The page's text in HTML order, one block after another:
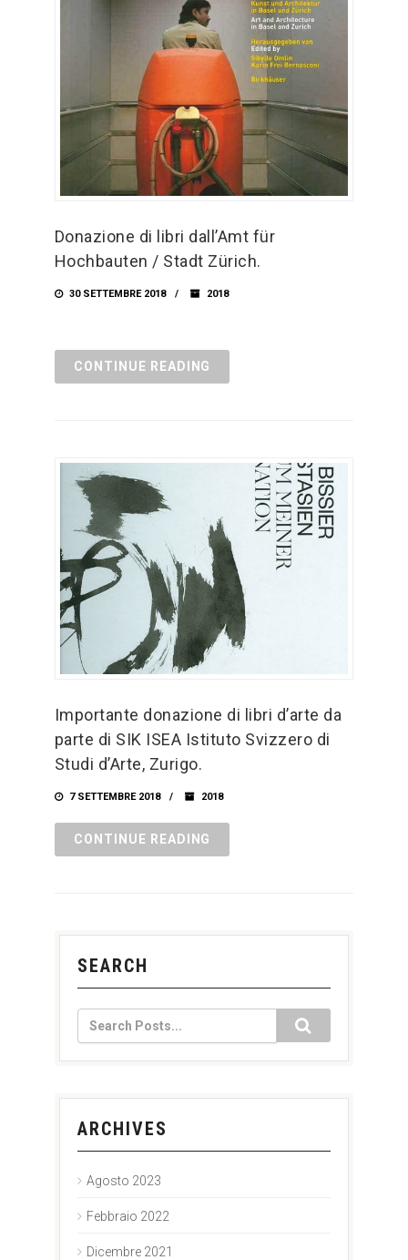
Donazione di libri dall’Amt für
Hochbauten / Stadt Zürich.
30 SETTEMBRE 2018 2018
CONTINUE READING
Importante donazione di libri d’arte da
parte di SIK ISEA Istituto Svizzero di
Studi d’Arte, Zurigo.
7 SETTEMBRE 2018 2018
CONTINUE READING
SEARCH
ARCHIVES
Agosto 2023
Febbraio 2022
Dicembre 2021